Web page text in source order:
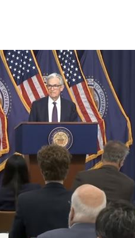
00:41
00:36
00:31
00:26